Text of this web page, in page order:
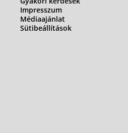
Impresszum
Médiaajánlat
Sütibeállítások